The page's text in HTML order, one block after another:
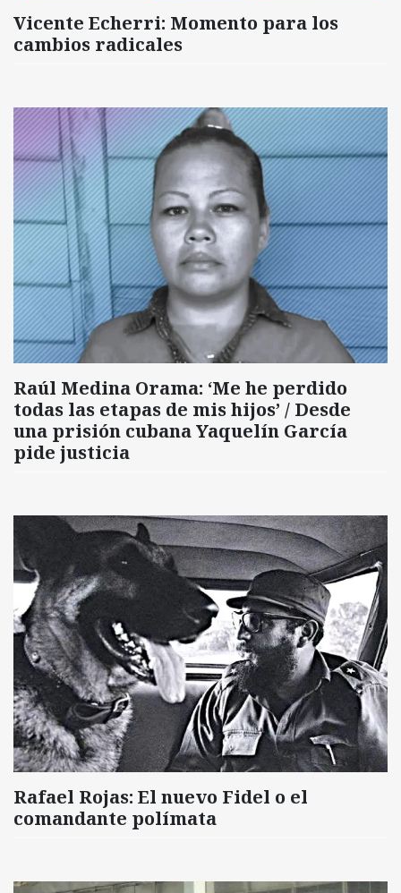
Vicente Echerri: Momento para los
cambios radicales
Raúl Medina Orama: ‘Me he perdido
todas las etapas de mis hijos’ / Desde
una prisión cubana Yaquelín García
pide justicia
Rafael Rojas: El nuevo Fidel o el
comandante polímata